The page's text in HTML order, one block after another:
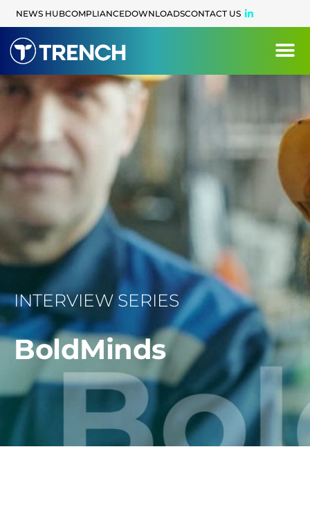
content
NEWS HUBCOMPLIANCEDOWNLOADSCONTACT US
INTERVIEW SERIES
BoldMinds